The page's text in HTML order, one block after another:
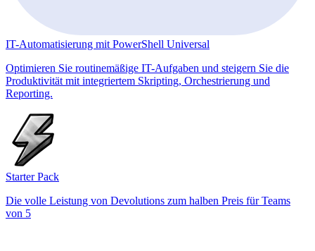
IT-Automatisierung mit PowerShell Universal
Optimieren Sie routinemäßige IT-Aufgaben und steigern Sie die
Produktivität mit integriertem Skripting, Orchestrierung und
Reporting.
Starter Pack
Die volle Leistung von Devolutions zum halben Preis für Teams
von 5